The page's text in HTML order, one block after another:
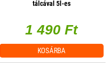
tálcával 5l-es
1 490 Ft
KOSÁRBA